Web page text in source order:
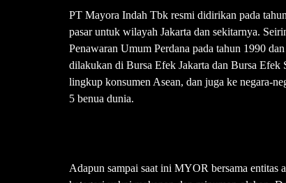
PT Mayora Indah Tbk resmi didirikan pada
pasar untuk wilayah Jakarta dan sekitarnya.
Penawaran Umum Perdana pada tahun 1990
dilakukan di Bursa Efek Jakarta dan Bursa Efek
lingkup konsumen Asean, dan juga ke negara-
5 benua dunia.
Adapun sampai saat ini MYOR bersama entitas